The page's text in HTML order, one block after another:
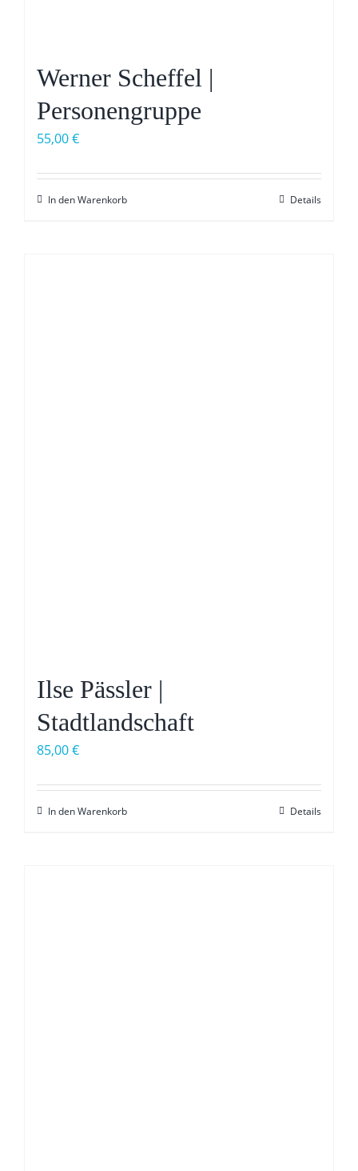
Werner Scheffel |
Personengruppe
55,00€
In den Warenkorb Details
Ilse Pässler |
Stadtlandschaft
85,00€
In den Warenkorb Details